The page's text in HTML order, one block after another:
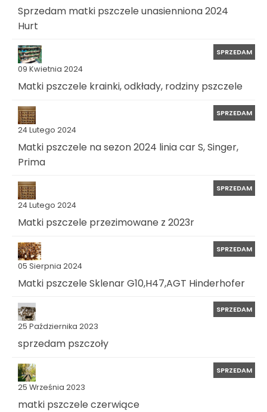
Sprzedam matki pszczele unasienniona 2024
Hurt
09 Kwietnia 2024
SPRZEDAM
Matki pszczele krainki, odkłady, rodziny pszczele
24 Lutego 2024
SPRZEDAM
Matki pszczele na sezon 2024 linia car S, Singer,
Prima
24 Lutego 2024
SPRZEDAM
Matki pszczele przezimowane z 2023r
05 Sierpnia 2024
SPRZEDAM
Matki pszczele Sklenar G10,H47,AGT Hinderhofer
25 Października 2023
SPRZEDAM
sprzedam pszczoły
25 Września 2023
SPRZEDAM
matki pszczele czerwiące